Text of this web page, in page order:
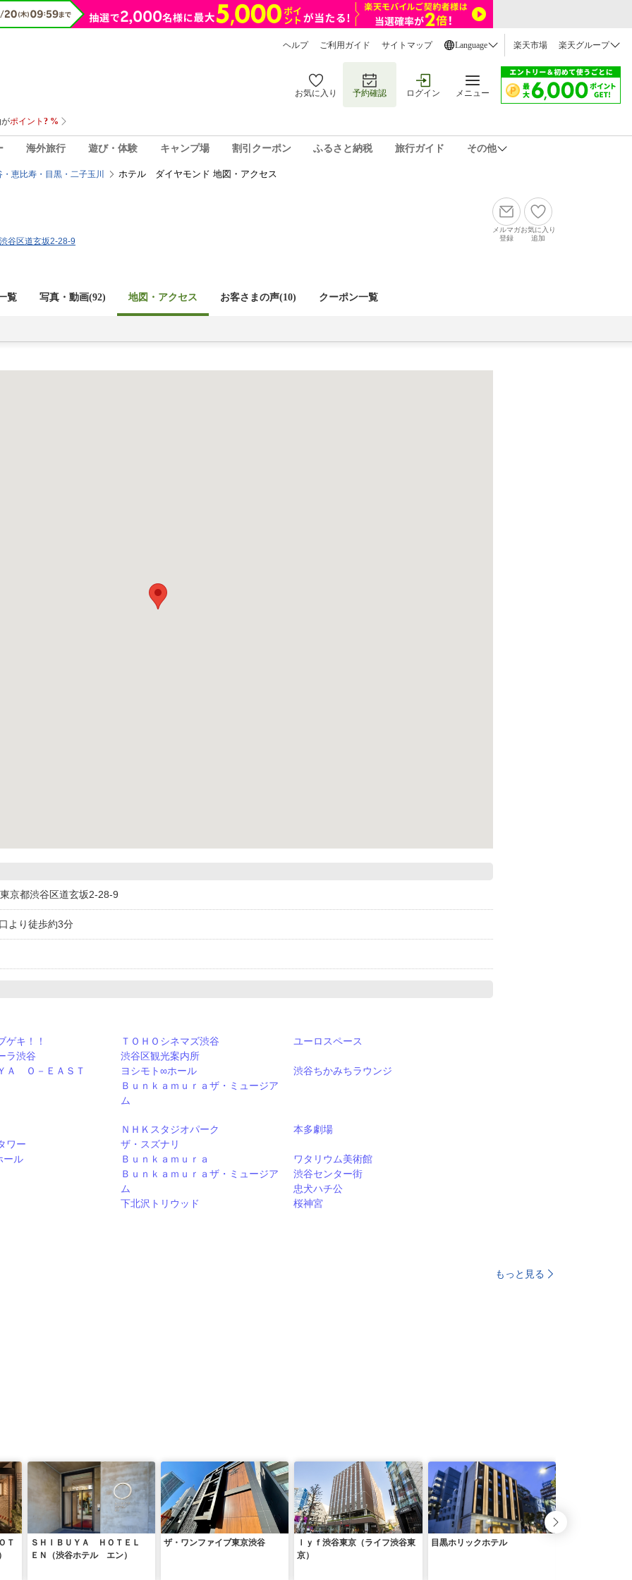
ヘルプ ご利用ガイド サイトマップ Language 楽天市場 楽天グループ
お気に入り 予約確認 ログイン メニュー
海外旅行 遊び・体験 キャンプ場 割引クーポン ふるさと納税 旅行ガイド その他
・恵比寿・目黒・二子玉川 ホテル ダイヤモンド 地図・アクセス
谷区道玄坂2-28-9
メルマガ
登録
お気に入り
追加
覧 写真・動画(92) 地図・アクセス お客さまの声(10) クーポン一覧
京都渋谷区道玄坂2-28-9
より徒歩約3分
ゲキ！！ ＴＯＨＯシネマズ渋谷
ユーロスペース
ラ渋谷
渋谷区観光案内所
Ａ Ｏ－ＥＡＳＴ
ヨシモト∞ホール
渋谷ちかみちラウンジ
Ｂｕｎｋａｍｕｒａザ・ミュージア
ム
ＮＨＫスタジオパーク
本多劇場
ワー
ザ・スズナリ
ール
Ｂｕｎｋａｍｕｒａ
ワタリウム美術館
Ｂｕｎｋａｍｕｒａザ・ミュージア
ム
渋谷センター街
忠犬ハチ公
下北沢トリウッド
桜神宮
もっと見る
Ｔ
ＳＨＩＢＵＹＡ ＨＯＴＥＬ
ＥＮ（渋谷ホテル エン）
ザ・ワンファイブ東京渋谷
ｌｙｆ渋谷東京（ライフ渋谷東
京）
目黒ホリックホテル